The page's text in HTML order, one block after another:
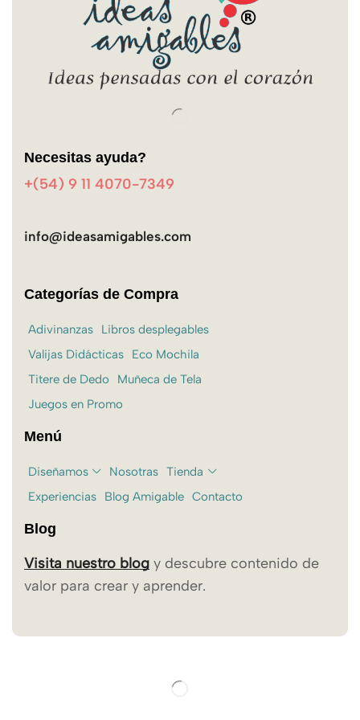
Necesitas ayuda?
+(54) 9 11 4070-7349
info@ideasamigables.com
Categorías de Compra
Adivinanzas
Libros desplegables
Valijas Didácticas
Eco Mochila
Titere de Dedo
Muñeca de Tela
Juegos en Promo
Menú
Diseñamos Nosotras Tienda
Experiencias
Blog Amigable Contacto
Blog
Visita nuestro blog y descubre contenido de
valor para crear y aprender.